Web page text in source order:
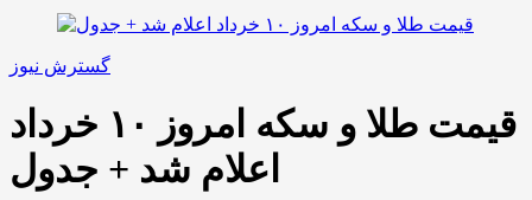
گسترش نیوز
قیمت طلا و سکه امروز ۱۰ خرداد
اعلام شد + جدول